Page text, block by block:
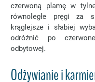
czerwoną plamę w
równoległe pręgi za
krąglejsze i słabiej
odróżnić po
odbytowej.
Odżywianie i